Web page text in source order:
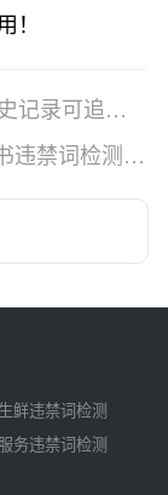
！
记录可追
违禁词检测工
鲜违禁词检测
务违禁词检测